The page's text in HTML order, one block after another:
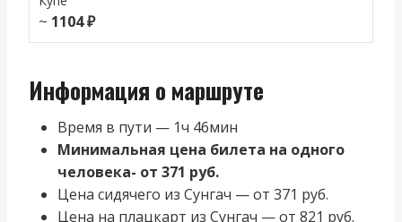
~ 1104 ₽
Информация о маршруте
Время в пути — 1ч 46мин
Минимальная цена билета на одного
человека- от 371 руб.
Цена сидячего из Сунгач — от 371 руб.
Цена на плацкарт из Сунгач — от 821 руб.